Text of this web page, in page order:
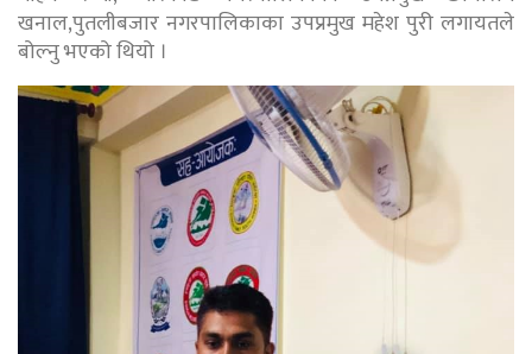
खनाल,पुतलीबजार नगरपालिकाका उपप्रमुख महेश पुरी लगायतले
बोल्नु भएको थियो ।